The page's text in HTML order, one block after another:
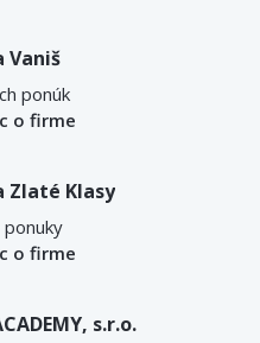
Vaniš
ponúk
o firme
Zlaté Klasy
ponuky
o firme
s.r.o.